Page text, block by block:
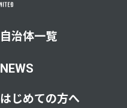
自治体一覧
NEWS
はじめての方へ